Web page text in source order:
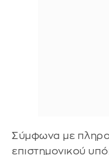
Σύμφωνα με
επιστημονικού